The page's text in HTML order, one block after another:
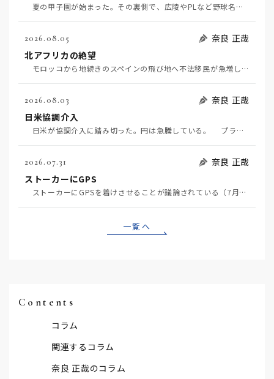
夏の甲子園が始まった。その裏側で、広陵やPLなど野球名門校（だった）の不祥事のその後について、「熱…
2026.08.05
奈良 正哉
北アフリカの絶望
モロッコから地続きのスペインの飛び地へ不法移民が急増していて、当地の大問題となっている。「海を泳い…
2026.08.03
奈良 正哉
日米協調介入
日米が協調介入に踏み切った。円は急騰している。 プラザ合意以降、協調介入は為替相場の転機になって…
2026.07.31
奈良 正哉
ストーカーにGPS
ストーカーにGPSを着けさせることが議論されている（7月29日日経）。反対派は「ストーカーにも人権…
一覧へ
Contents
コラム
関連するコラム
奈良 正哉のコラム